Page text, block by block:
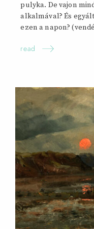
pulyka. De vajon
alkalmával? És
ezen a napon?
read